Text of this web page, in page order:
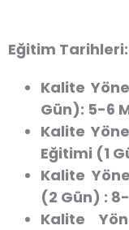
Eğitim Tarihleri:
Kalite
Gün): 5-6
Kalite
Eğitimi (1
Kalite
(2 Gün) :
Kalite